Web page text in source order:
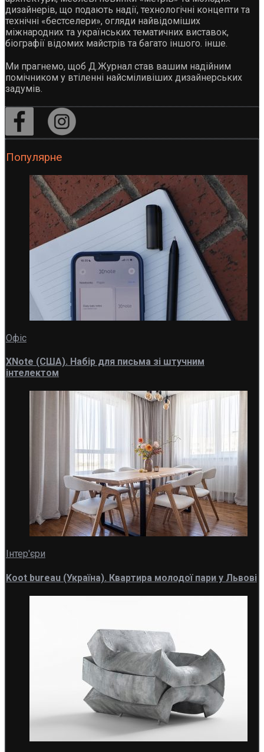
дизайнерів, що подають надії, технологічні концепти та
технічні «бестселери», огляди найвідоміших
міжнародних та українських тематичних виставок,
біографії відомих майстрів та багато іншого. інше.
Ми прагнемо, щоб Д.Журнал став вашим надійним
помічником у втіленні найсміливіших дизайнерських
задумів.
Популярне
Офіс
XNote (США). Набір для письма зі штучним
інтелектом
Інтер'єри
Koot bureau (Україна). Квартира молодої пари у Львові